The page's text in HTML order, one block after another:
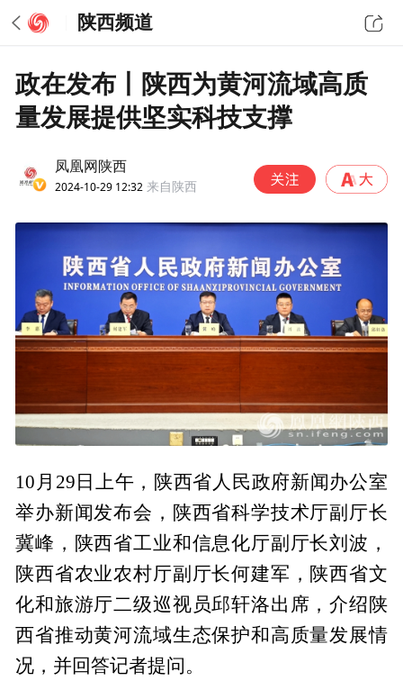
陕西频道
政在发布丨陕西为黄河流域高质
量发展提供坚实科技支撑
凤凰网陕西
2024-10-29 12:32 来自陕西
10月29日上午，陕西省人民政府新闻办公室
举办新闻发布会，陕西省科学技术厅副厅长
冀峰，陕西省工业和信息化厅副厅长刘波，
陕西省农业农村厅副厅长何建军，陕西省文
化和旅游厅二级巡视员邱轩洛出席，介绍陕
西省推动黄河流域生态保护和高质量发展情
况，并回答记者提问。